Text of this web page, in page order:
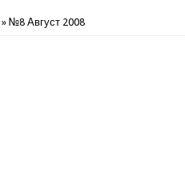
» №8 Август 2008